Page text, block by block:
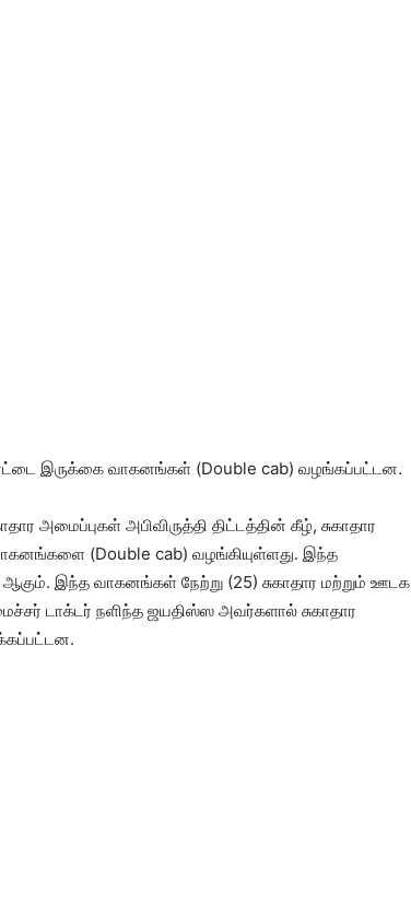
இருக்கை வாகனங்கள் (Double cab) வழங்கப்பட்டன.
அமைப்புகள் அபிவிருத்தி திட்டத்தின் கீழ், சுகாதார
(Double cab) வழங்கியுள்ளது. இந்த
இந்த வாகனங்கள் நேற்று (25) சுகாதார மற்றும் ஊடக
டாக்டர் நளிந்த ஜயதிஸ்ஸ அவர்களால் சுகாதார